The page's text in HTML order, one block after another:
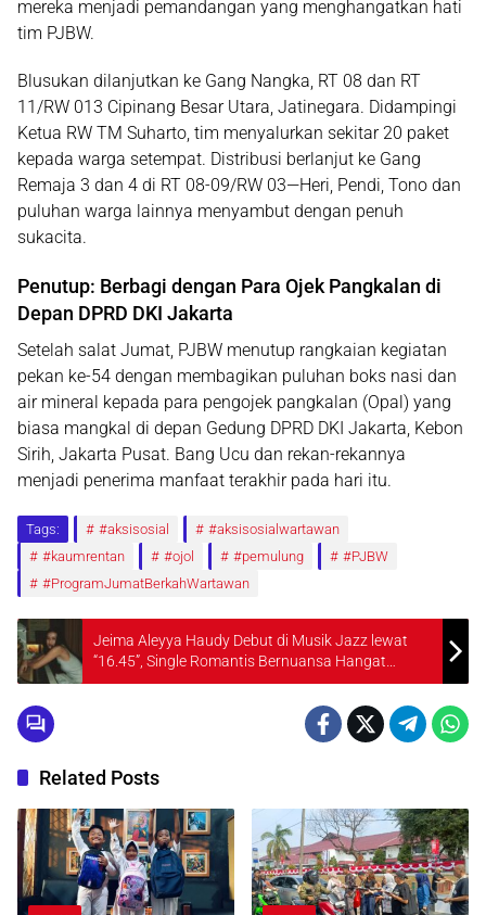
mereka menjadi pemandangan yang menghangatkan hati
tim PJBW.
Blusukan dilanjutkan ke Gang Nangka, RT 08 dan RT
11/RW 013 Cipinang Besar Utara, Jatinegara. Didampingi
Ketua RW TM Suharto, tim menyalurkan sekitar 20 paket
kepada warga setempat. Distribusi berlanjut ke Gang
Remaja 3 dan 4 di RT 08-09/RW 03—Heri, Pendi, Tono dan
puluhan warga lainnya menyambut dengan penuh
sukacita.
Penutup: Berbagi dengan Para Ojek Pangkalan di
Depan DPRD DKI Jakarta
Setelah salat Jumat, PJBW menutup rangkaian kegiatan
pekan ke-54 dengan membagikan puluhan boks nasi dan
air mineral kepada para pengojek pangkalan (Opal) yang
biasa mangkal di depan Gedung DPRD DKI Jakarta, Kebon
Sirih, Jakarta Pusat. Bang Ucu dan rekan-rekannya
menjadi penerima manfaat terakhir pada hari itu.
Tags: #aksisosial
#aksisosialwartawan
#kaumrentan
#ojol #pemulung
#PJBW
#ProgramJumatBerkahWartawan
Jeima Aleyya Haudy Debut di Musik Jazz lewat
“16.45”, Single Romantis Bernuansa Hangat
Menjelang Golden Hour
Related Posts